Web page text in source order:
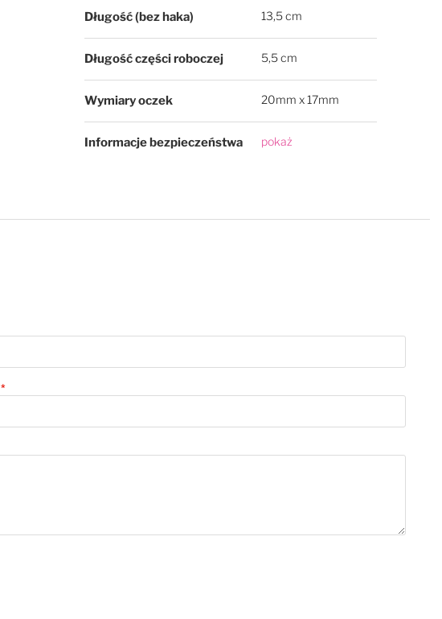
Długość (bez haka) 13,5 cm
Długość części roboczej 5,5 cm
Wymiary oczek 20mm x 17mm
Informacje bezpieczeństwa pokaż